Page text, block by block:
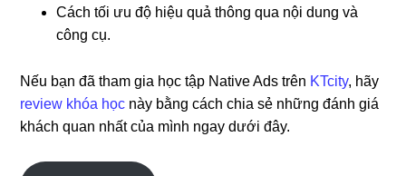
Cách tối ưu độ hiệu quả thông qua nội dung và
công cụ.
Nếu bạn đã tham gia học tập Native Ads trên KTcity, hãy
review khóa học này bằng cách chia sẻ những đánh giá
khách quan nhất của mình ngay dưới đây.